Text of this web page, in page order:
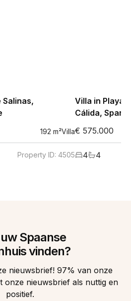
Salinas,
192 m²Villa
Property ID: 4505
Villa in Playa
Cálida, Spanje
€ 575.000
4 4
Spaanse
vinden?
nieuwsbrief! 97% van onze
onze nieuwsbrief als nuttig en
positief.